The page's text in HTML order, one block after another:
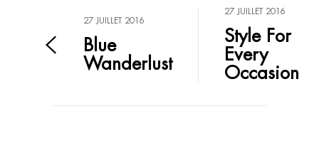
27 JUILLET 2016
Blue
Wanderlust
27 JUILLET 2016
Style For
Every
Occasion